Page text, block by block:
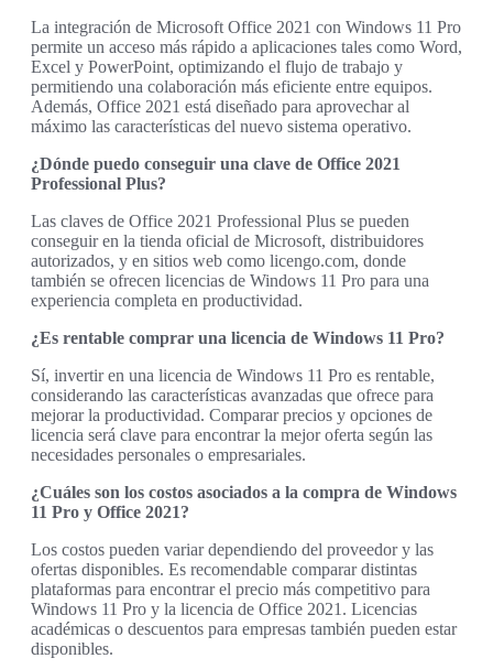
La integración de Microsoft Office 2021 con Windows 11 Pro
permite un acceso más rápido a aplicaciones tales como Word,
Excel y PowerPoint, optimizando el flujo de trabajo y
permitiendo una colaboración más eficiente entre equipos.
Además, Office 2021 está diseñado para aprovechar al
máximo las características del nuevo sistema operativo.
¿Dónde puedo conseguir una clave de Office 2021
Professional Plus?
Las claves de Office 2021 Professional Plus se pueden
conseguir en la tienda oficial de Microsoft, distribuidores
autorizados, y en sitios web como licengo.com, donde
también se ofrecen licencias de Windows 11 Pro para una
experiencia completa en productividad.
¿Es rentable comprar una licencia de Windows 11 Pro?
Sí, invertir en una licencia de Windows 11 Pro es rentable,
considerando las características avanzadas que ofrece para
mejorar la productividad. Comparar precios y opciones de
licencia será clave para encontrar la mejor oferta según las
necesidades personales o empresariales.
¿Cuáles son los costos asociados a la compra de Windows
11 Pro y Office 2021?
Los costos pueden variar dependiendo del proveedor y las
ofertas disponibles. Es recomendable comparar distintas
plataformas para encontrar el precio más competitivo para
Windows 11 Pro y la licencia de Office 2021. Licencias
académicas o descuentos para empresas también pueden estar
disponibles.